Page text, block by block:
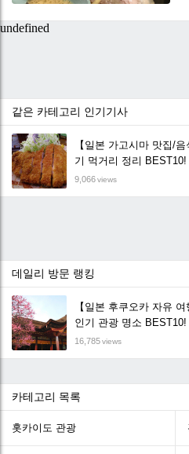
같은 카테고리 인기기사
【일본 가고시마 맛집/
기 먹거리 정리 BEST10!
9,066views
데일리 방문 랭킹
【일본 후쿠오카 자유
인기 관광 명소 BEST10!
16,785views
카테고리 목록
홋카이도 관광